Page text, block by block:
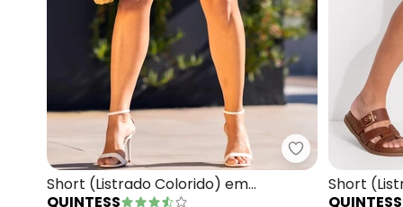
Quintess -
Short (Listrado Colorido) em
QUINTESS
Short
QUINTESS